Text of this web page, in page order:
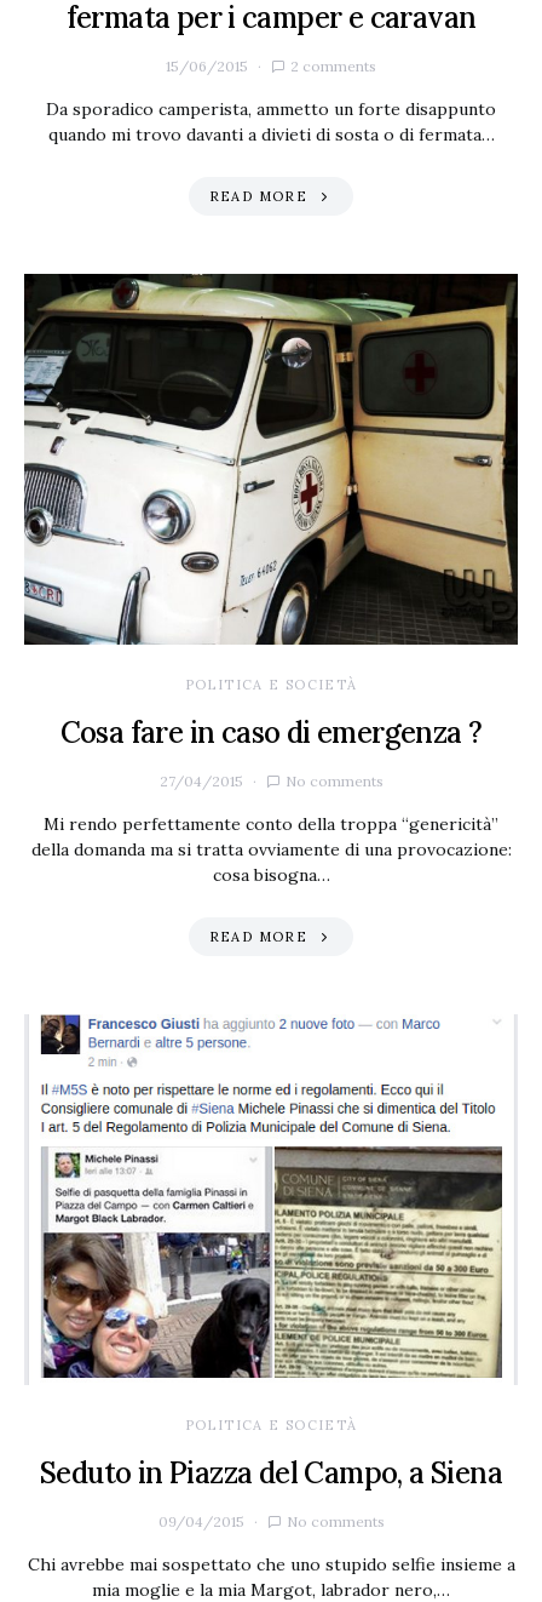
fermata per i camper e caravan
15/06/2015 2 comments
Da sporadico camperista, ammetto un forte disappunto
quando mi trovo davanti a divieti di sosta o di fermata…
READ MORE
POLITICA E SOCIETÀ
Cosa fare in caso di emergenza ?
27/04/2015 No comments
Mi rendo perfettamente conto della troppa “genericità”
della domanda ma si tratta ovviamente di una provocazione:
cosa bisogna…
READ MORE
POLITICA E SOCIETÀ
Seduto in Piazza del Campo, a Siena
09/04/2015 No comments
Chi avrebbe mai sospettato che uno stupido selfie insieme a
mia moglie e la mia Margot, labrador nero,…